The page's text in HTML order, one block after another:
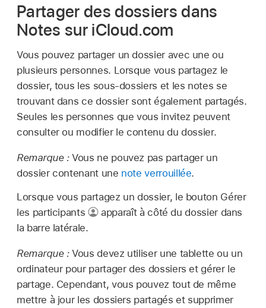
Partager des dossiers dans
Notes sur iCloud.com
Vous pouvez partager un dossier avec une ou
plusieurs personnes. Lorsque vous partagez le
dossier, tous les sous-dossiers et les notes se
trouvant dans ce dossier sont également partagés.
Seules les personnes que vous invitez peuvent
consulter ou modifier le contenu du dossier.
Remarque :Vous ne pouvez pas partager un
dossier contenant une note verrouillée.
Lorsque vous partagez un dossier, le bouton Gérer
les participants
apparaît à côté du dossier dans
la barre latérale.
Remarque :Vous devez utiliser une tablette ou un
ordinateur pour partager des dossiers et gérer le
partage. Cependant, vous pouvez tout de même
mettre à jour les dossiers partagés et supprimer